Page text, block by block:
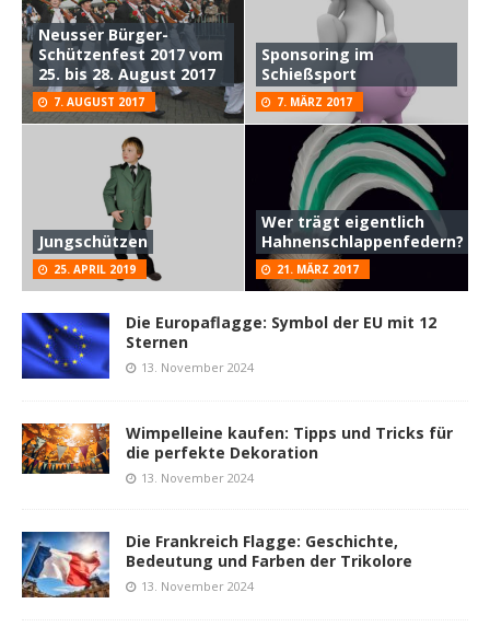
Neusser Bürger-
Schützenfest 2017 vom
25. bis 28. August 2017
7. AUGUST 2017
Sponsoring im
Schießsport
7. MÄRZ 2017
Jungschützen
25. APRIL 2019
Wer trägt eigentlich
Hahnenschlappenfedern?
21. MÄRZ 2017
Die Europaflagge: Symbol der EU mit 12
Sternen
13. November 2024
Wimpelleine kaufen: Tipps und Tricks für
die perfekte Dekoration
13. November 2024
Die Frankreich Flagge: Geschichte,
Bedeutung und Farben der Trikolore
13. November 2024